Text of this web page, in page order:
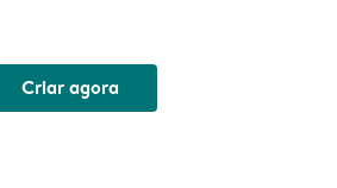
Criar agora